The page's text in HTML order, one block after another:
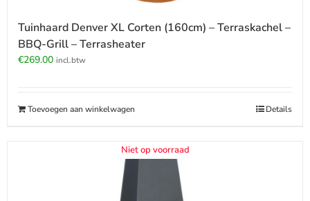
Tuinhaard Denver XL Corten (160cm) – Terraskachel –
BBQ-Grill – Terrasheater
€269.00 incl.btw
Toevoegen aan winkelwagen Details
Niet op voorraad